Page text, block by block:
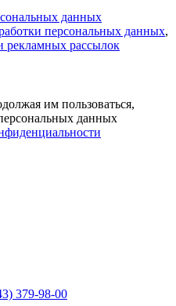
данных
персональных данных,
рекламных рассылок
им пользоваться,
данных
379-98-00